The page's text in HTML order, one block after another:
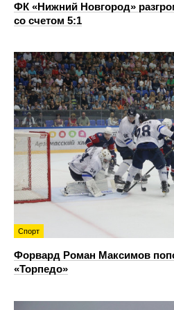
ФК «Нижний Новгород»
со счетом 5:1
Спорт
Форвард Роман Максимов
«Торпедо»